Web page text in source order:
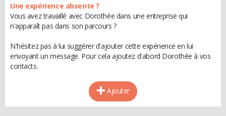
Une expérience absente ?
Vous avez travaillé avec Dorothée dans une entreprise qui
n'apparaît pas dans son parcours ?
N'hésitez pas à lui suggérer d'ajouter cette expérience en lui
envoyant un message. Pour cela ajoutez d'abord Dorothée à vos
contacts.
Ajouter